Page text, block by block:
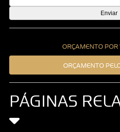
ORÇAMENTO
ORÇAMENTO
PÁGINAS